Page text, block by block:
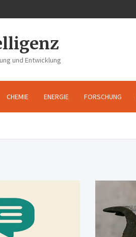
und Entwicklung
CHEMIE ENERGIE FORSCHUNG